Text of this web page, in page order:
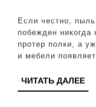
Если честно, пыль – это тот враг, который, кажется,
побежден никогда
протер полки, а
и мебели
ЧИТАТЬ ДАЛЕЕ